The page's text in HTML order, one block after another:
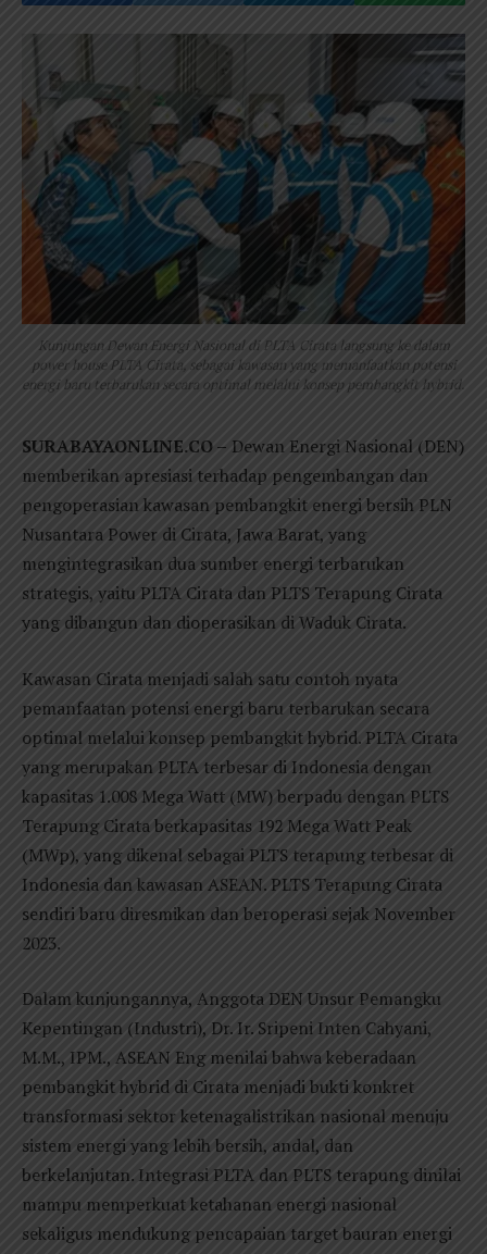
Kunjungan Dewan Energi Nasional di PLTA Cirata langsung ke dalam
power house PLTA Cirata, sebagai kawasan yang memanfaatkan potensi
energi baru terbarukan secara optimal melalui konsep pembangkit hybrid.
SURABAYAONLINE.CO – Dewan Energi Nasional (DEN)
memberikan apresiasi terhadap pengembangan dan
pengoperasian kawasan pembangkit energi bersih PLN
Nusantara Power di Cirata, Jawa Barat, yang
mengintegrasikan dua sumber energi terbarukan
strategis, yaitu PLTA Cirata dan PLTS Terapung Cirata
yang dibangun dan dioperasikan di Waduk Cirata.
Kawasan Cirata menjadi salah satu contoh nyata
pemanfaatan potensi energi baru terbarukan secara
optimal melalui konsep pembangkit hybrid. PLTA Cirata
yang merupakan PLTA terbesar di Indonesia dengan
kapasitas 1.008 Mega Watt (MW) berpadu dengan PLTS
Terapung Cirata berkapasitas 192 Mega Watt Peak
(MWp), yang dikenal sebagai PLTS terapung terbesar di
Indonesia dan kawasan ASEAN. PLTS Terapung Cirata
sendiri baru diresmikan dan beroperasi sejak November
2023.
Dalam kunjungannya, Anggota DEN Unsur Pemangku
Kepentingan (Industri), Dr. Ir. Sripeni Inten Cahyani,
M.M., IPM., ASEAN Eng menilai bahwa keberadaan
pembangkit hybrid di Cirata menjadi bukti konkret
transformasi sektor ketenagalistrikan nasional menuju
sistem energi yang lebih bersih, andal, dan
berkelanjutan. Integrasi PLTA dan PLTS terapung dinilai
mampu memperkuat ketahanan energi nasional
sekaligus mendukung pencapaian target bauran energi